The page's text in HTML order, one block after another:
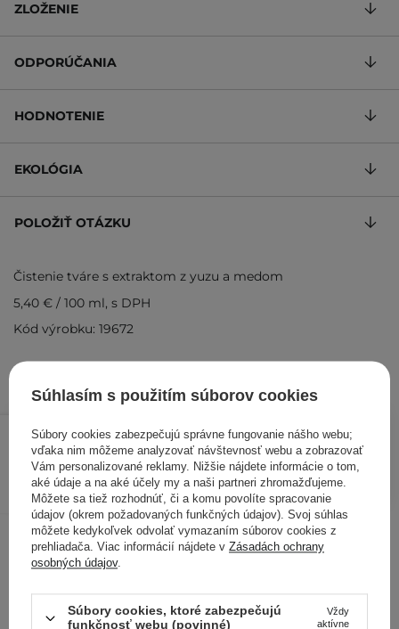
13,50 € /ks
PRIDAŤ DO KOŠÍKA
ZLOŽENIE
ODPORÚČANIA
HODNOTENIE
EKOLÓGIA
POLOŽIŤ OTÁZKU
Čistenie tváre s extraktom z yuzu a medom
5,40 € / 100 ml, s DPH
Kód výrobku: 19672
Kontrolovali aj ďalší zákazníci
Súhlasím s použitím súborov cookies
Súbory cookies zabezpečujú správne fungovanie nášho webu;
vďaka nim môžeme analyzovať návštevnosť webu a zobrazovať
Vám personalizované reklamy. Nižšie nájdete informácie o tom,
aké údaje a na aké účely my a naši partneri zhromažďujeme.
Môžete sa tiež rozhodnúť, či a komu povolíte spracovanie
údajov (okrem požadovaných funkčných údajov). Svoj súhlas
môžete kedykoľvek odvolať vymazaním súborov cookies z
prehliadača. Viac informácií nájdete v Zásadách ochrany
osobných údajov.
Súbory cookies, ktoré zabezpečujú
funkčnosť webu (povinné)
Vždy
aktívne